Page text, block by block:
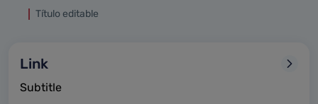
Título editable
Link
Subtitle